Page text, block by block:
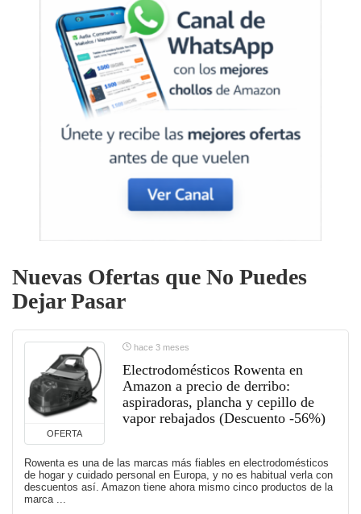
Nuevas Ofertas que No Puedes
Dejar Pasar
OFERTA
hace 3 meses
Electrodomésticos Rowenta en
Amazon a precio de derribo:
aspiradoras, plancha y cepillo de
vapor rebajados (Descuento -56%)
Rowenta es una de las marcas más fiables en electrodomésticos
de hogar y cuidado personal en Europa, y no es habitual verla con
descuentos así. Amazon tiene ahora mismo cinco productos de la
marca ...